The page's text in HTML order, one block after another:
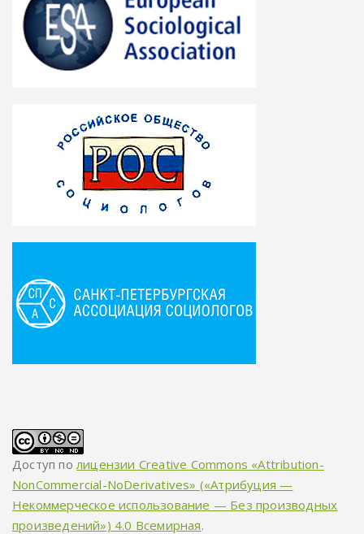
Доступ по лицензии Creative Commons «Attribution-
NonCommercial-NoDerivatives» («Атрибуция —
Некоммерческое использование — Без производных
произведений») 4.0 Всемирная.